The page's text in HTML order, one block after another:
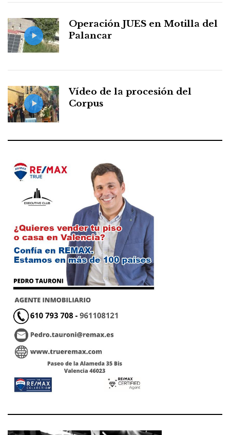
Operación JUES en Motilla del
Palancar
Vídeo de la procesión del
Corpus